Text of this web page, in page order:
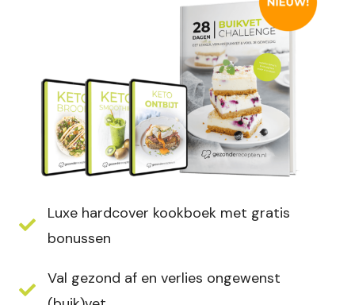
Luxe hardcover kookboek met gratis
bonussen
Val gezond af en verlies ongewenst